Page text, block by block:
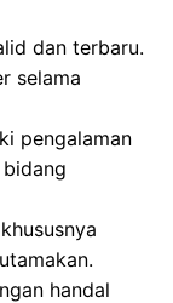
dan terbaru.
selama
pengalaman
handal